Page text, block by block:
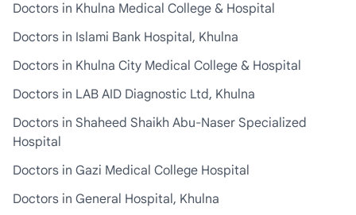
Doctors in Khulna Medical College & Hospital
Doctors in Islami Bank Hospital, Khulna
Doctors in Khulna City Medical College & Hospital
Doctors in LAB AID Diagnostic Ltd, Khulna
Doctors in Shaheed Shaikh Abu-Naser Specialized
Hospital
Doctors in Gazi Medical College Hospital
Doctors in General Hospital, Khulna